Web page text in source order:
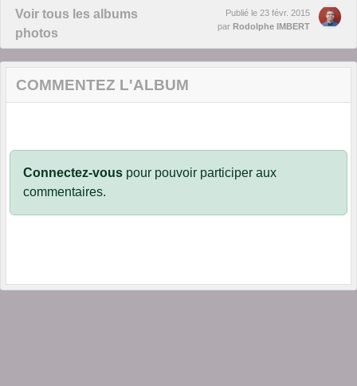
Voir tous les albums
photos
Publié le 23 févr. 2015
par Rodolphe IMBERT
COMMENTEZ L'ALBUM
Connectez-vous pour pouvoir participer aux
commentaires.